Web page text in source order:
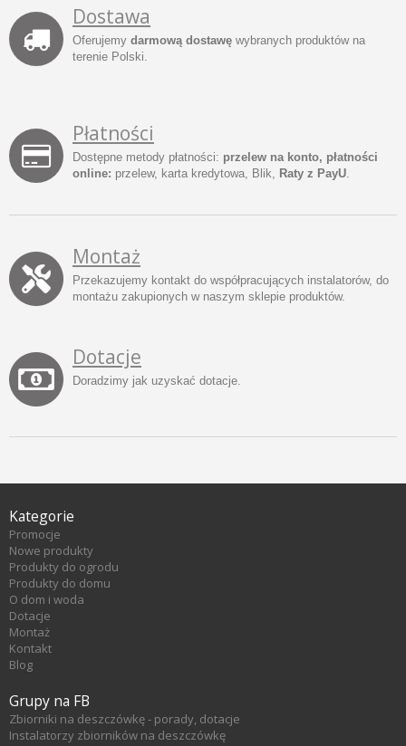
Dostawa
Oferujemy darmową dostawę wybranych produktów na
terenie Polski.
Płatności
Dostępne metody płatności: przelew na konto, płatności
online: przelew, karta kredytowa, Blik, Raty z PayU.
Montaż
Przekazujemy kontakt do współpracujących instalatorów, do
montażu zakupionych w naszym sklepie produktów.
Dotacje
Doradzimy jak uzyskać dotacje.
Kategorie
Promocje
Nowe produkty
Produkty do ogrodu
Produkty do domu
O dom i woda
Dotacje
Montaż
Kontakt
Blog
Grupy na FB
Zbiorniki na deszczówkę - porady, dotacje
Instalatorzy zbiorników na deszczówkę